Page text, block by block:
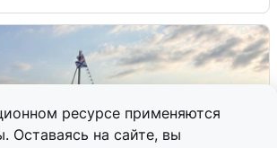
ресурсе применяются
Оставаясь на сайте, вы